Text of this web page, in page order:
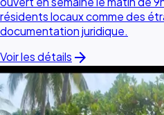
résidents locaux comme des
documentation juridique.
Voir les détails arrow_forward